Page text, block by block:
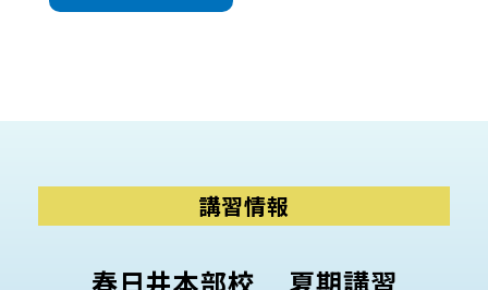
講習情報
春日井本部校 夏期講習